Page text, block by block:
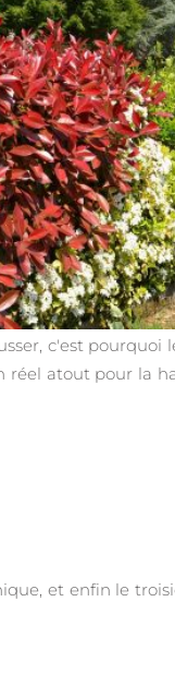
c'est pourquoi
réel atout pour la
et enfin le